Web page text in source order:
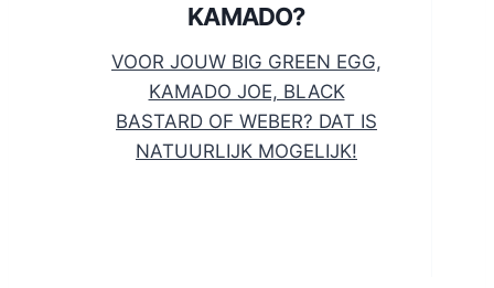
KAMADO?
VOOR JOUW BIG GREEN EGG,
KAMADO JOE, BLACK
BASTARD OF WEBER? DAT IS
NATUURLIJK MOGELIJK!